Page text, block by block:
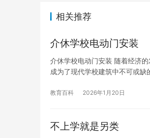
相关推荐
介休学校电动门安装
介休学校电动门安装 随着经济
成为了现代学校建筑中不可或
教育百科 2026年1月20日
不上学就是另类